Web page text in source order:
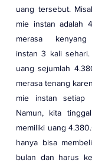
uang tersebut.
mie instan adalah
merasa
instan 3 kali
uang sejumlah
merasa tenang
mie instan setiap
Namun, kita
memiliki uang
hanya bisa
bulan dan harus